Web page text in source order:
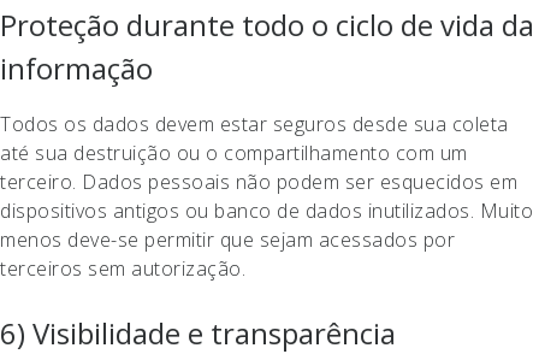
Proteção durante todo o ciclo de vida da
informação
Todos os dados devem estar seguros desde sua coleta
até sua destruição ou o compartilhamento com um
terceiro. Dados pessoais não podem ser esquecidos em
dispositivos antigos ou banco de dados inutilizados. Muito
menos deve-se permitir que sejam acessados por
terceiros sem autorização.
6) Visibilidade e transparência